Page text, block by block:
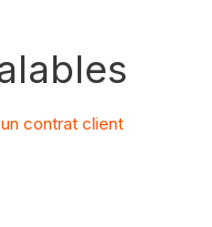
contrat client